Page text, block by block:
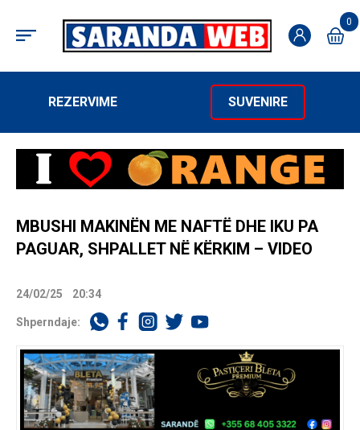
0
REZERVIME SUVENIRE
MBUSHI MAKINËN ME NAFTË DHE IKU PA
PAGUAR, SHPALLET NË KËRKIM – VIDEO
24/02/25 20:34
Shperndaje: